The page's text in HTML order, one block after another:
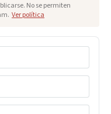
No se permiten
Ver política